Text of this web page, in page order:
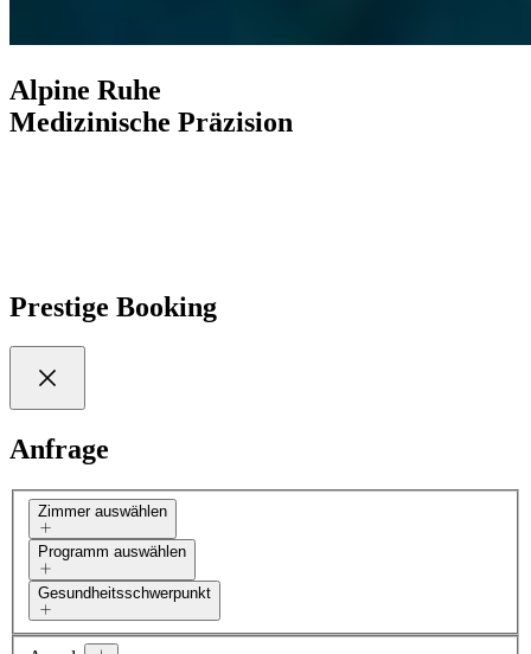
Alpine Ruhe
Medizinische Präzision
Prestige Booking
Anfrage
Zimmer auswählen
Programm auswählen
Gesundheitsschwerpunkt